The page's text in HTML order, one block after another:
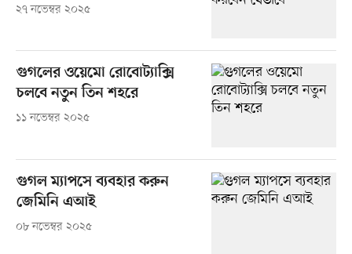
২৭ নভেম্বর ২০২৫
গুগলের ওয়েমো রোবোট্যাক্সি
চলবে নতুন তিন শহরে
১১ নভেম্বর ২০২৫
গুগল ম্যাপসে ব্যবহার করুন
জেমিনি এআই
০৮ নভেম্বর ২০২৫